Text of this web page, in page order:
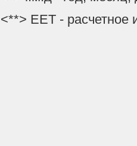
<**> EET - расчетное